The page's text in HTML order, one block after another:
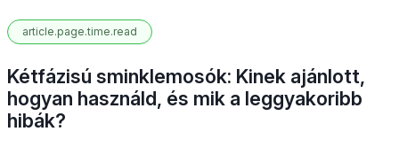
article.page.time.read
Kétfázisú sminklemosók: Kinek ajánlott,
hogyan használd, és mik a leggyakoribb
hibák?